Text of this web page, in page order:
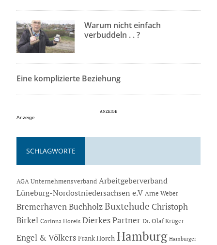
Warum nicht einfach
verbuddeln . . ?
Eine komplizierte Beziehung
Anzeige
SCHLAGWORTE
AGA Unternehmensverband Arbeitgeberverband
Lüneburg-Nordostniedersachsen e.V Arne Weber
Bremerhaven Buchholz Buxtehude Christoph
Birkel Corinna Horeis Dierkes Partner Dr. Olaf Krüger
Engel & Völkers Frank Horch Hamburg Hamburger